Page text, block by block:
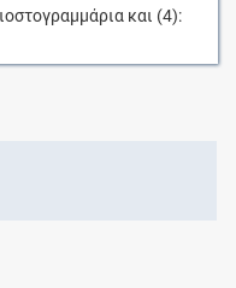
και (4):